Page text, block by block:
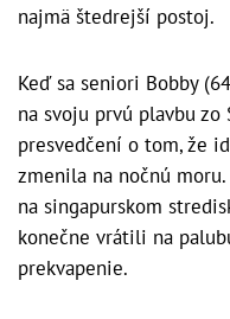
najmä štedrejší postoj.
Keď sa seniori Bobby
na svoju prvú plavbu zo
presvedčení o tom, že
zmenila na nočnú
na singapurskom
konečne vrátili na
prekvapenie.